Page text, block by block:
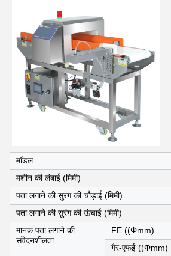
मॉडल
मशीन की लंबाई (मिमी)
पता लगाने की सुरंग की चौड़ाई (मिमी)
पता लगाने की सुरंग की ऊंचाई (मिमी)
मानक पता लगाने की
संवेदनशीलता
FE ((Φmm)
गैर-एफई ((Φmm)